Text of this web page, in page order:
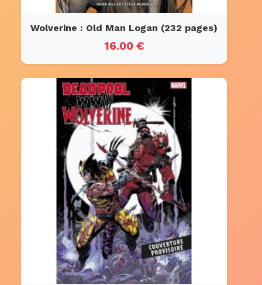
Wolverine : Old Man Logan (232 pages)
16.00 €